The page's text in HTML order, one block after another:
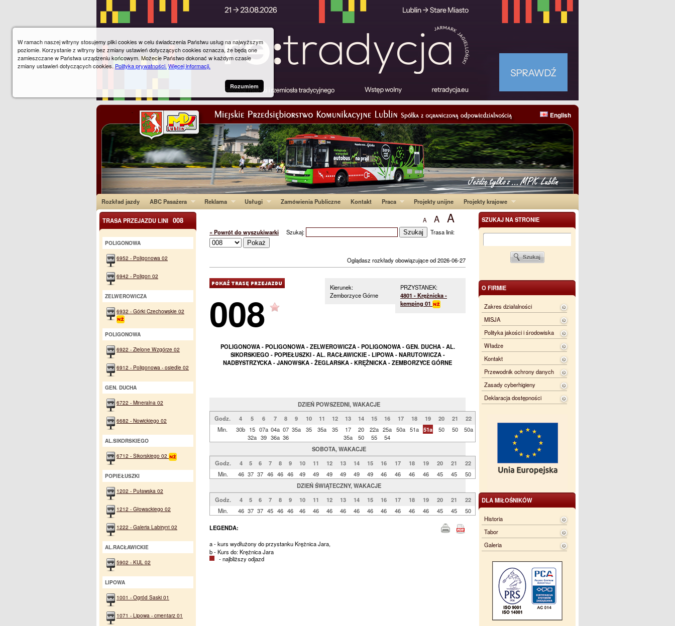
English
Rozkład jazdy ABC Pasażera Reklama Usługi Zamówienia Publiczne Kontakt Praca Projekty unijne Projekty krajowe
SZUKAJ NA STRONIE
O FIRMIE
Zakres działalności
MISJA
Polityka jakości i środowiska
Władze
Kontakt
Przewodnik ochrony danych
Zasady cyberhigieny
Deklaracja dostępności
DLA MIŁOŚNIKÓW
Historia
Tabor
Galeria
A A A
« Powrót do wyszukiwarki Szukaj: Trasa linii:
Oglądasz rozkłady obowiązujące od 2026-06-27
PRZYSTANEK:
4801 - Krężnicka -
kemping 01
Kierunek:
Zemborzyce Górne
008
POLIGONOWA - POLIGONOWA - ZELWEROWICZA - POLIGONOWA - GEN. DUCHA - AL.
SIKORSKIEGO - POPIEŁUSZKI - AL. RACŁAWICKIE - LIPOWA - NARUTOWICZA -
NADBYSTRZYCKA - JANOWSKA - ŻEGLARSKA - KRĘŻNICKA - ZEMBORZYCE GÓRNE
DZIEŃ POWSZEDNI, WAKACJE
Godz.
4 5 6 7 8 9 10 11 12 13 14 15 16 17 18 19 20 21
22
Min.
30b 15
32a
07a
39
04a
36a
07
36
35a 35 35a 35
17
35a
20
50
22a
55
25a
54
50a 51a 51a 50 50 50a
SOBOTA, WAKACJE
Godz.
4 5 6 7 8 9 10 11 12 13 14 15 16 17 18 19 20 21
22
Min.
46 37 37 46 46 46 49 49 49 49 49 49 46 46 46 46 45 45
50
DZIEŃ ŚWIĄTECZNY, WAKACJE
Godz.
4 5 6 7 8 9 10 11 12 13 14 15 16 17 18 19 20 21
22
Min.
46 37 37 45 46 46 46 46 46 46 46 46 46 46 46 46 45 45 50
LEGENDA:
a - kurs wydłużony do przystanku Krężnica Jara,
b - Kurs do: Krężnica Jara
- najbliższy odjazd
TRASA PRZEJAZDU LINI 008
POLIGONOWA
6952 - Poligonowa 02
6942 - Poligon 02
ZELWEROWICZA
6932 - Górki Czechowskie 02
POLIGONOWA
6922 - Zielone Wzgórze 02
6912 - Poligonowa - osiedle 02
GEN. DUCHA
6722 - Mineralna 02
6682 - Nowickiego 02
AL.SIKORSKIEGO
6712 - Sikorskiego 02
POPIEŁUSZKI
1202 - Puławska 02
1212 - Głowackiego 02
1222 - Galeria Labirynt 02
AL.RACŁAWICKIE
5902 - KUL 02
LIPOWA
1001 - Ogród Saski 01
1071 - Lipowa - cmentarz 01
W ramach naszej witryny stosujemy pliki cookies w celu świadczenia Państwu usług na najwyższym
poziomie. Korzystanie z witryny bez zmiany ustawień dotyczących cookies oznacza, że będą one
zamieszczane w Państwa urządzeniu końcowym. Możecie Państwo dokonać w każdym czasie
zmiany ustawień dotyczących cookies. Polityka prywatności. Więcej informacji.
Rozumiem